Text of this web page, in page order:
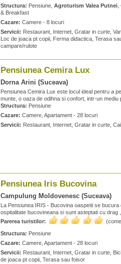
Structura: Pensiune, Agroturism Valea Putnei
& Breakfast
Cazare: Camere - 8 locuri
Servicii: Restaurant, Internet, Gratar in curte,
Loc de joaca pt copii, Ferma didactica, Terasa
campare/rulote
Pensiunea Cemira Lux
Dorna Arini (Suceava)
Pensiunea Cemira Lux este locul ideal pentru a
munte, o oaza de odihna si confort, intr-un mediu
Structura: Pensiune
Cazare: Camere, Apartament - 28 locuri
Servicii: Restaurant, Internet, Gratar in curte,
Pensiunea Iris Bucovina
Campulung Moldovenesc (Suceava)
La Pensiunea IRIS - Bucovina oaspetii se bucura
ospitalitate bucovineana si sunt asteptati cu drag
Parerea turistilor:
Structura: Pensiune
Cazare: Camere, Apartament - 28 locuri
Servicii: Restaurant, Internet, Gratar in curte,
de joaca pt copii, Terasa sau foisor